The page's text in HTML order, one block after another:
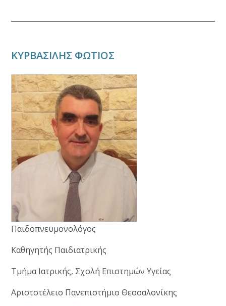
ΚΥΡΒΑΣΙΛΗΣ ΦΩΤΙΟΣ
Παιδοπνευμονολόγος
Καθηγητής Παιδιατρικής
Τμήμα Ιατρικής, Σχολή Επιστημών Υγείας
Αριστοτέλειο Πανεπιστήμιο Θεσσαλονίκης